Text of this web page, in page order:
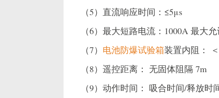
（5）直流响应时间：≤5μs
（6）最大短路电流：1000A 最大
（7） 电池防爆试验箱装置内阻：
（8）遥控距离： 无固体阻隔 7m
（9）动作时间： 吸合时间/释放时